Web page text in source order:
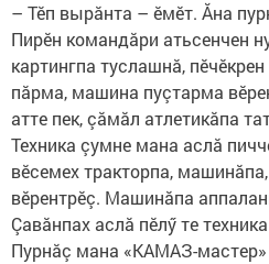
– Тӗп вырăнта – ӗмӗт. Ăна
Пирӗн командăри атьсенчен
картингпа туслашнă,
пăрма, машина пуçтарма
атте пек, çăмăл атлетикăпа
Техника çумне мана аслă
вӗсемех тракторпа,
вӗрентрӗç. Машинăпа
Çавăнпах аслă пӗлӳ те
Пурнăç мана «КАМАЗ-